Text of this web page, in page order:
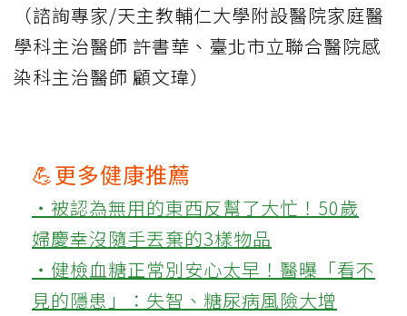
（諮詢專家/天主教輔仁大學附設醫院家庭醫
學科主治醫師 許書華、臺北市立聯合醫院感
染科主治醫師 顧文瑋）
💪更多健康推薦
‧被認為無用的東西反幫了大忙！50歲
婦慶幸沒隨手丟棄的3樣物品
‧健檢血糖正常別安心太早！醫曝「看不
見的隱患」：失智、糖尿病風險大增